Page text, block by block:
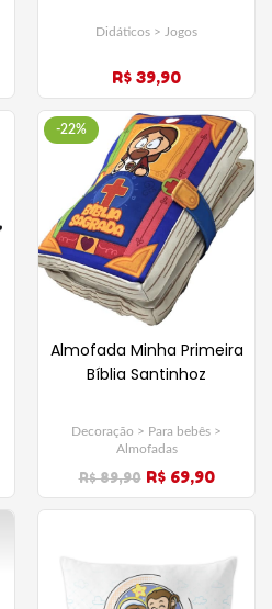
Didáticos > Jogos
R$ 39,90
-22%
Almofada Minha Primeira
Bíblia Santinhoz
Decoração > Para bebês >
Almofadas
R$ 89,90 R$ 69,90